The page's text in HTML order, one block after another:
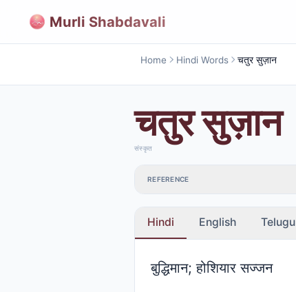
Murli Shabdavali
Home Hindi Words चतुर सुज़ान
चतुर सुज़ान
संस्कृत
REFERENCE
Hindi English Telugu
बुद्धिमान; होशियार सज्जन